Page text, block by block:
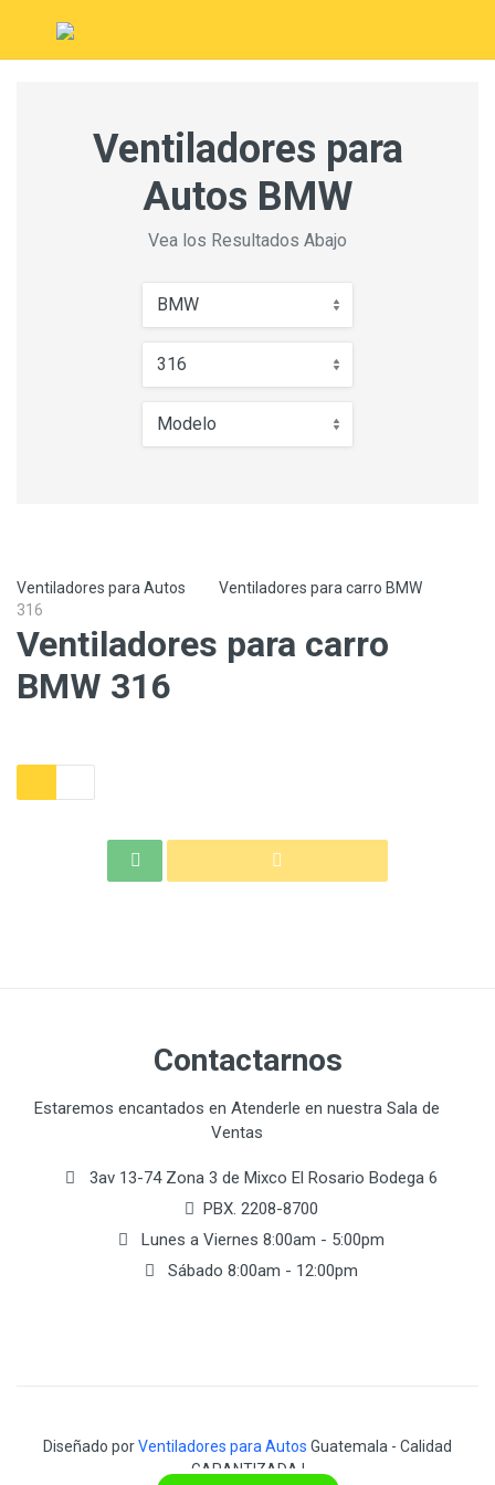
Ventiladores para
Autos BMW
Vea los Resultados Abajo
BMW
316
Modelo
Ventiladores para Autos
Ventiladores para carro BMW
316
Ventiladores para carro
BMW 316
Contactarnos
Estaremos encantados en Atenderle en nuestra Sala de
Ventas
3av 13-74 Zona 3 de Mixco El Rosario Bodega 6
PBX. 2208-8700
Lunes a Viernes 8:00am - 5:00pm
Sábado 8:00am - 12:00pm
Diseñado porVentiladores para Autos Guatemala - Calidad
GARANTIZADA !